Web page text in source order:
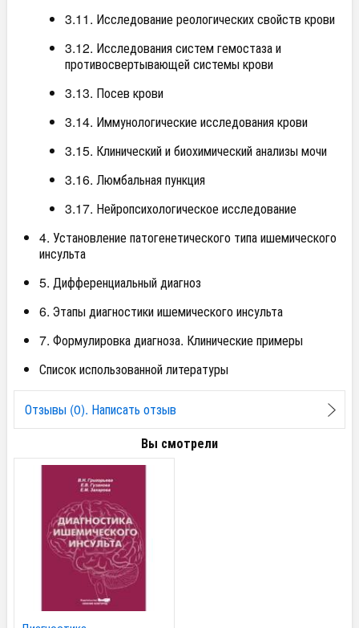
3.11. Исследование реологических свойств крови
3.12. Исследования систем гемостаза и
противосвертывающей системы крови
3.13. Посев крови
3.14. Иммунологические исследования крови
3.15. Клинический и биохимический анализы мочи
3.16. Люмбальная пункция
3.17. Нейропсихологическое исследование
4. Установление патогенетического типа ишемического
инсульта
5. Дифференциальный диагноз
6. Этапы диагностики ишемического инсульта
7. Формулировка диагноза. Клинические примеры
Список использованной литературы
Отзывы (0). Написать отзыв
Вы смотрели